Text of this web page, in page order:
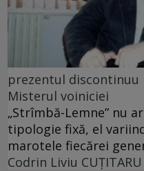
prezentul discontinuu
Misterul voiniciei
„Strîmbă-Lemne” nu
tipologie fixă, el
marotele fiecărei
Codrin Liviu CUŢITARU